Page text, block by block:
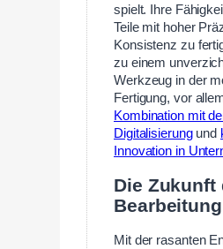
spielt. Ihre
Teile mit hoher
Konsistenz zu
zu einem
Werkzeug in der
Fertigung, vor
Kombination mit
Digitalisierungund
Innovation in
Die Zukunft
Bearbeitung
Mit der rasanten